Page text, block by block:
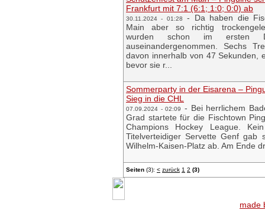
Frankfurt mit 7:1 (6:1; 1:0; 0:0) ab
30.11.2024 - 01:28 - Da haben die
Main aber so richtig
wurden schon im ersten
auseinandergenommen. Sechs
davon innerhalb von 47 Sekunden,
bevor sie r...
Sommerparty in der Eisarena –
Sieg in die CHL
07.09.2024 - 02:09 - Bei herrlichem
Grad startete für die Fischtown
Champions Hockey League.
Titelverteidiger Servette Genf gab
Wilhelm-Kaisen-Platz ab. Am Ende
Seiten (3): < zurück 1 2 (3)
made